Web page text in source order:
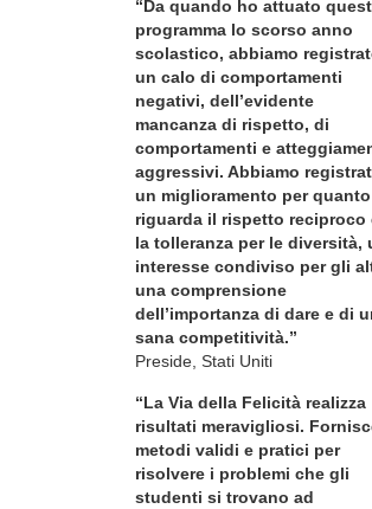
“Da quando ho attuato
programma lo scorso anno
scolastico, abbiamo
un calo di comportamenti
negativi, dell’evidente
mancanza di rispetto, di
comportamenti e
aggressivi. Abbiamo
un miglioramento per quanto
riguarda il rispetto reciproco
la tolleranza per le diversità,
interesse condiviso per gli
una comprensione
dell’importanza di dare e di
sana competitività.”
Preside, Stati Uniti
“La Via della Felicità realizza
risultati meravigliosi.
metodi validi e pratici per
risolvere i problemi che gli
studenti si trovano ad